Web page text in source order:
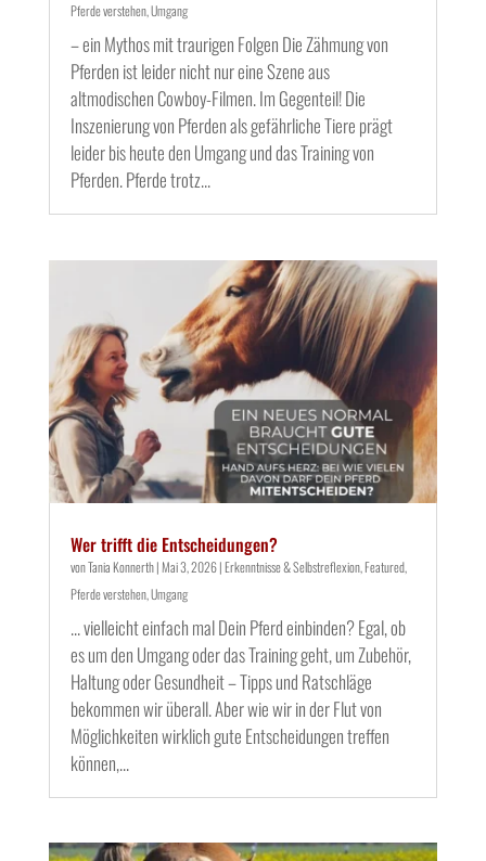
Pferde verstehen,Umgang
– ein Mythos mit traurigen Folgen Die Zähmung von
Pferden ist leider nicht nur eine Szene aus
altmodischen Cowboy-Filmen. Im Gegenteil! Die
Inszenierung von Pferden als gefährliche Tiere prägt
leider bis heute den Umgang und das Training von
Pferden. Pferde trotz...
Wer trifft die Entscheidungen?
vonTania Konnerth|Mai 3, 2026|Erkenntnisse & Selbstreflexion,Featured,
Pferde verstehen,Umgang
... vielleicht einfach mal Dein Pferd einbinden? Egal, ob
es um den Umgang oder das Training geht, um Zubehör,
Haltung oder Gesundheit – Tipps und Ratschläge
bekommen wir überall. Aber wie wir in der Flut von
Möglichkeiten wirklich gute Entscheidungen treffen
können,...